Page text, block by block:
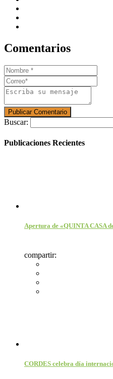
Comentarios
Buscar:
Publicaciones Recientes
Apertura de «QUINTA CASA
compartir:
CORDES celebra día